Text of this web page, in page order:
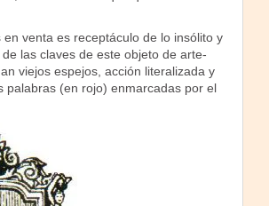
venta es receptáculo de lo insólito y
las claves de este objeto de arte-
viejos espejos, acción literalizada y
palabras (en rojo) enmarcadas por el